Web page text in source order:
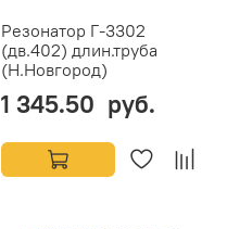
Резонатор Г-3302
(дв.402) длин.труба
(Н.Новгород)
1 345.50 руб.